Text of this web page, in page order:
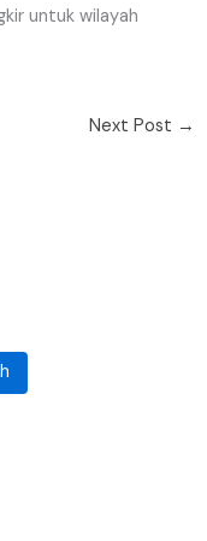
untuk wilayah
Next Post →